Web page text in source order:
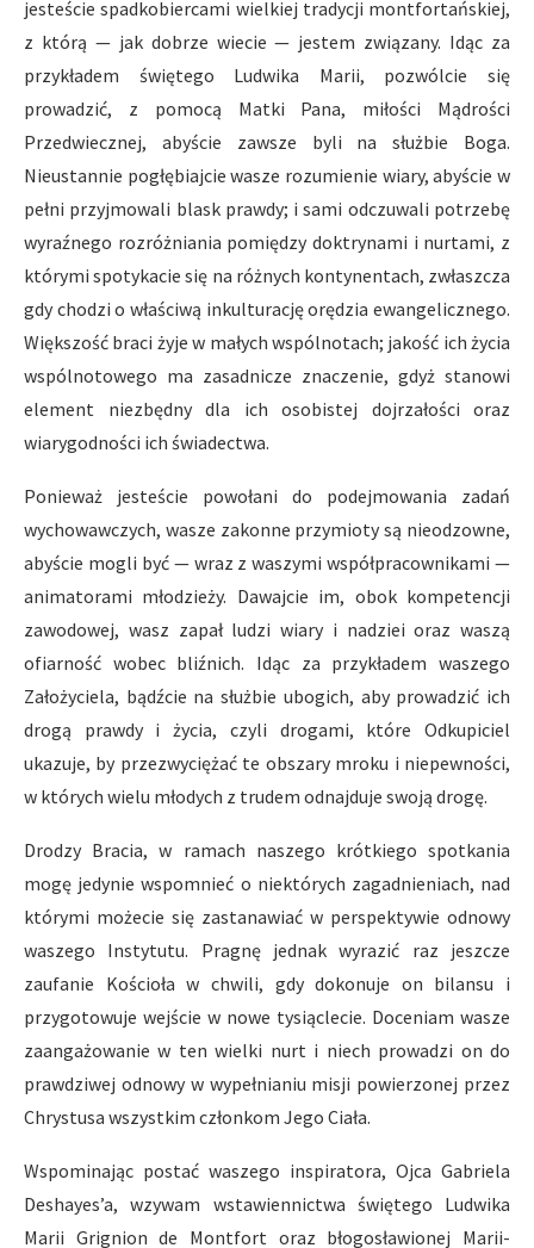
jesteście spadkobiercami wielkiej tradycji montfortańskiej,
z którą — jak dobrze wiecie — jestem związany. Idąc za
przykładem świętego Ludwika Marii, pozwólcie się
prowadzić, z pomocą Matki Pana, miłości Mądrości
Przedwiecznej, abyście zawsze byli na służbie Boga.
Nieustannie pogłębiajcie wasze rozumienie wiary, abyście w
pełni przyjmowali blask prawdy; i sami odczuwali potrzebę
wyraźnego rozróżniania pomiędzy doktrynami i nurtami, z
którymi spotykacie się na różnych kontynentach, zwłaszcza
gdy chodzi o właściwą inkulturację orędzia ewangelicznego.
Większość braci żyje w małych wspólnotach; jakość ich życia
wspólnotowego ma zasadnicze znaczenie, gdyż stanowi
element niezbędny dla ich osobistej dojrzałości oraz
wiarygodności ich świadectwa.
Ponieważ jesteście powołani do podejmowania zadań
wychowawczych, wasze zakonne przymioty są nieodzowne,
abyście mogli być — wraz z waszymi współpracownikami —
animatorami młodzieży. Dawajcie im, obok kompetencji
zawodowej, wasz zapał ludzi wiary i nadziei oraz waszą
ofiarność wobec bliźnich. Idąc za przykładem waszego
Założyciela, bądźcie na służbie ubogich, aby prowadzić ich
drogą prawdy i życia, czyli drogami, które Odkupiciel
ukazuje, by przezwyciężać te obszary mroku i niepewności,
w których wielu młodych z trudem odnajduje swoją drogę.
Drodzy Bracia, w ramach naszego krótkiego spotkania
mogę jedynie wspomnieć o niektórych zagadnieniach, nad
którymi możecie się zastanawiać w perspektywie odnowy
waszego Instytutu. Pragnę jednak wyrazić raz jeszcze
zaufanie Kościoła w chwili, gdy dokonuje on bilansu i
przygotowuje wejście w nowe tysiąclecie. Doceniam wasze
zaangażowanie w ten wielki nurt i niech prowadzi on do
prawdziwej odnowy w wypełnianiu misji powierzonej przez
Chrystusa wszystkim członkom Jego Ciała.
Wspominając postać waszego inspiratora, Ojca Gabriela
Deshayes’a, wzywam wstawiennictwa świętego Ludwika
Marii Grignion de Montfort oraz błogosławionej Marii-